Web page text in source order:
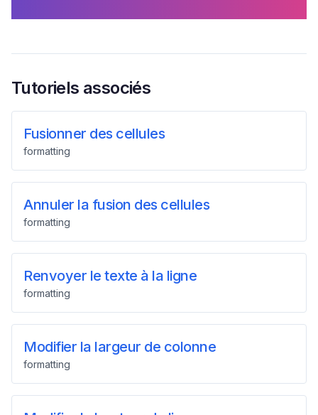
Tutoriels associés
Fusionner des cellules
formatting
Annuler la fusion des cellules
formatting
Renvoyer le texte à la ligne
formatting
Modifier la largeur de colonne
formatting